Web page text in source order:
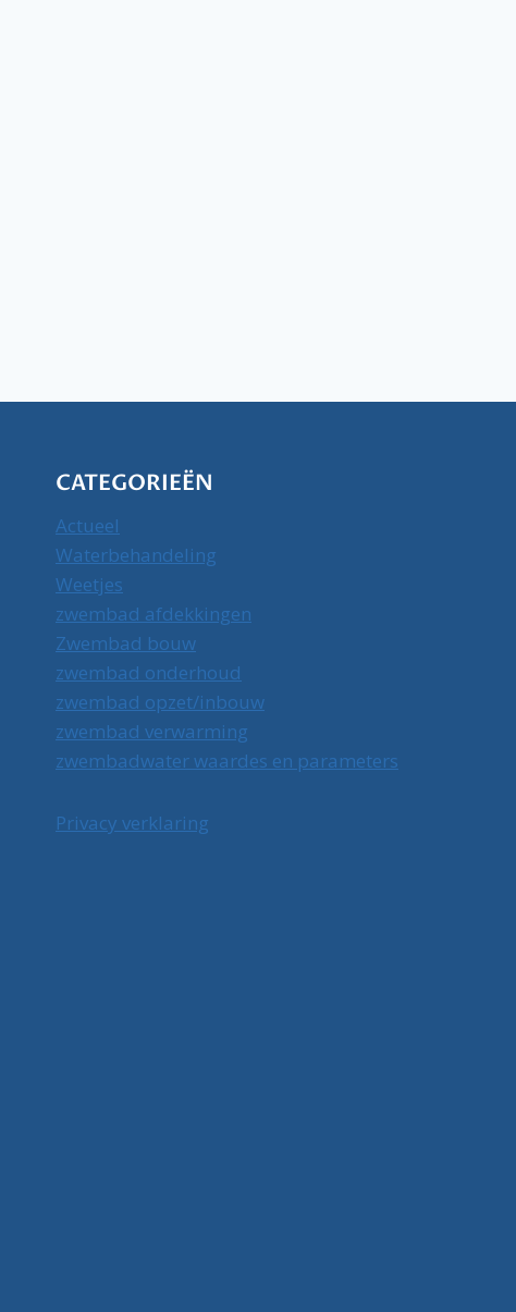
CATEGORIEËN
Actueel
Waterbehandeling
Weetjes
zwembad afdekkingen
Zwembad bouw
zwembad onderhoud
zwembad opzet/inbouw
zwembad verwarming
zwembadwater waardes en parameters
Privacy verklaring